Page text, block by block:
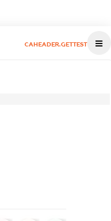
CAHEADER.GETTEST